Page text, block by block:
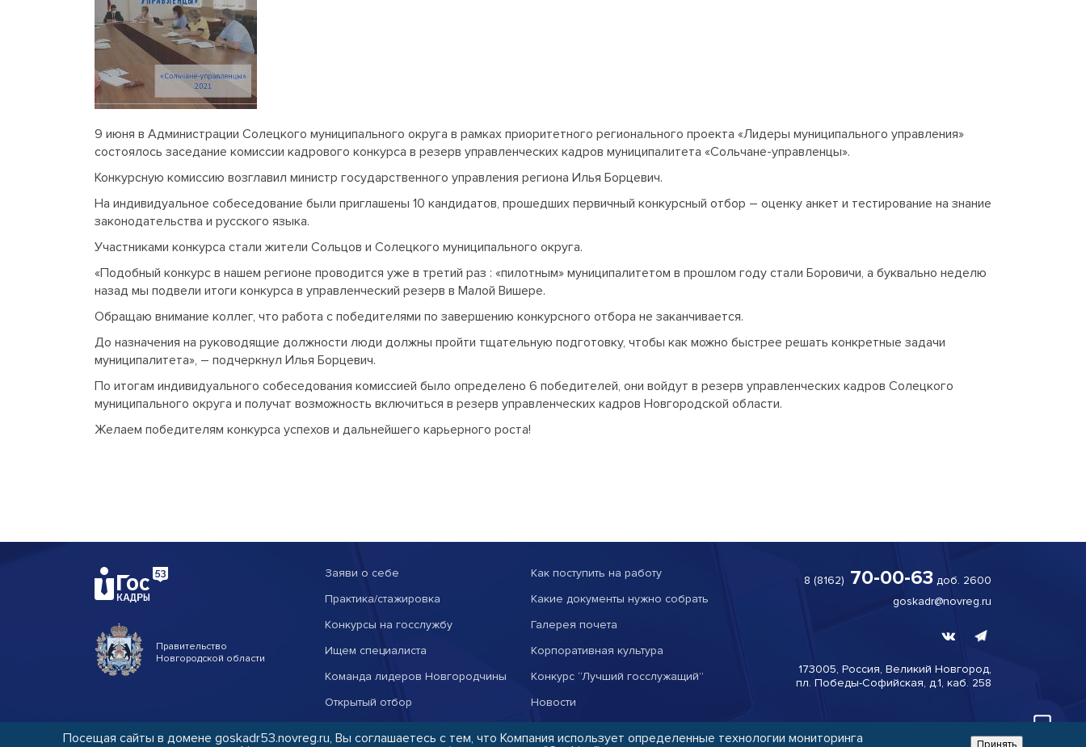
9 июня в Администрации Солецкого муниципального округа в рамках приоритетного регионального проекта «Лидеры муниципального управления»
состоялось заседание комиссии кадрового конкурса в резерв управленческих кадров муниципалитета «Сольчане-управленцы».
Конкурсную комиссию возглавил министр государственного управления региона Илья Борцевич.
На индивидуальное собеседование были приглашены 10 кандидатов, прошедших первичный конкурсный отбор – оценку анкет и тестирование на знание
законодательства и русского языка.
Участниками конкурса стали жители Сольцов и Солецкого муниципального округа.
«Подобный конкурс в нашем регионе проводится уже в третий раз : «пилотным» муниципалитетом в прошлом году стали Боровичи, а буквально неделю
назад мы подвели итоги конкурса в управленческий резерв в Малой Вишере.
Обращаю внимание коллег, что работа с победителями по завершению конкурсного отбора не заканчивается.
До назначения на руководящие должности люди должны пройти тщательную подготовку, чтобы как можно быстрее решать конкретные задачи
муниципалитета», – подчеркнул Илья Борцевич.
По итогам индивидуального собеседования комиссией было определено 6 победителей, они войдут в резерв управленческих кадров Солецкого
муниципального округа и получат возможность включиться в резерв управленческих кадров Новгородской области.
Желаем победителям конкурса успехов и дальнейшего карьерного роста!
Правительство
Новгородской области
Заяви о себе
Практика/стажировка
Конкурсы на госслужбу
Ищем специалиста
Команда лидеров Новгородчины
Открытый отбор
Как поступить на работу
Какие документы нужно собрать
Галерея почета
Корпоративная культура
Конкурс “Лучший госслужащий”
Новости
8 (8162) 70-00-63 доб. 2600
goskadr@novreg.ru
173005, Россия, Великий Новгород,
пл. Победы-Софийская, д.1, каб. 258
Копирование материалов сайта возможно только с письменного разрешения администрации сайта Использование персональных данных
AI-помощник
Здравствуйте! Я AI-помощник портала
вакансии, конкурсы, документы для
приёма на работу и обучение. Чем
Посещая сайты в домене goskadr53.novreg.ru, Вы соглашаетесь с тем, что Компания использует определенные технологии мониторинга